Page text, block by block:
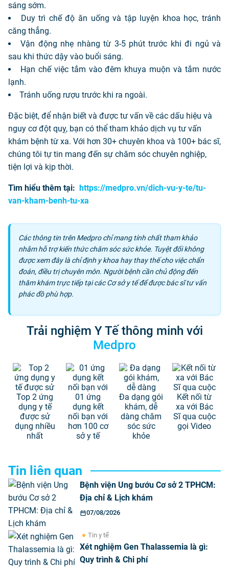
sáng sớm.
Duy trì chế độ ăn uống và tập luyện khoa học, tránh
căng thẳng.
Vận động nhẹ nhàng từ 3-5 phút trước khi đi ngủ và
sau khi thức dậy vào buổi sáng.
Hạn chế việc tắm vào đêm khuya muộn và tắm nước
lạnh.
Tránh uống rượu trước khi ra ngoài.
Đặc biệt, để nhận biết và được tư vấn về các dấu hiệu và
nguy cơ đột quỵ, bạn có thể tham khảo dịch vụ tư vấn
khám bệnh từ xa. Với hơn 30+ chuyên khoa và 100+ bác sĩ,
chúng tôi tự tin mang đến sự chăm sóc chuyên nghiệp,
tiện lợi và kịp thời.
Tìm hiểu thêm tại: https://medpro.vn/dich-vu-y-te/tu-
van-kham-benh-tu-xa
Các thông tin trên Medpro chỉ mang tính chất tham khảo
nhằm hỗ trợ kiến thức chăm sóc sức khỏe. Tuyệt đối không
được xem đây là chỉ định y khoa hay thay thế cho việc chẩn
đoán, điều trị chuyên môn. Người bệnh cần chủ động đến
thăm khám trực tiếp tại các Cơ sở y tế để được bác sĩ tư vấn
phác đồ phù hợp.
Trải nghiệm Y Tế thông minh với
Medpro
Top 2 ứng
dụng y tế
được sử
dụng nhiều
nhất
01 ứng
dụng kết
nối bạn với
hơn 100 cơ
sở y tế
Đa dạng gói
khám, dễ
dàng chăm
sóc sức
khỏe
Kết nối từ
xa với Bác
Sĩ qua cuộc
gọi Video
Tin liên quan
Bệnh viện Ung bướu Cơ sở 2 TPHCM:
Địa chỉ & Lịch khám
07/08/2026
Tin y tế
Xét nghiệm Gen Thalassemia là gì:
Quy trình & Chi phí